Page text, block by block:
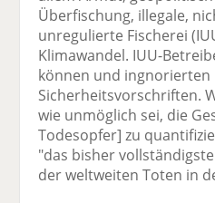
Überfischung, illegale,
unregulierte Fischerei
Klimawandel. IUU-
können und ingnorierten
Sicherheitsvorschriften.
wie unmöglich sei, die
Todesopfer] zu
"das bisher
der weltweiten Toten in